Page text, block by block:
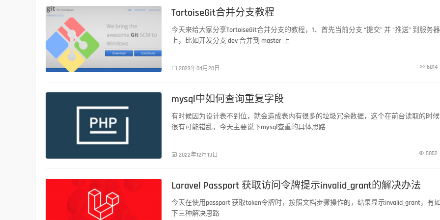
PHP技术 TortoiseGit合并分支教程
今天来给大家分享TortoiseGit合并分支的教程，1、首先当前分支 “提交” 并 “推送” 到服务器
上，比如开发分支 dev 合并到 master 上
 2023年04月20日  6814
mysql中如何查询重复字段
有时候因为设计表不到位，就会造成表内有很多的垃圾冗余数据，这个在前台读取的时
很有可能错乱，今天主要说下mysql查重的具体思路
 2022年12月13日  5052
Laravel Passport 获取访问令牌提示invalid_grant的解决办法
今天在使用passport 获取token令牌时，按照文档步骤操作的，结果显示invalid_grant，有
下三种解决思路